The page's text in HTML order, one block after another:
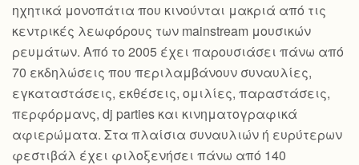
ηχητικά μονοπάτια που κινούνται μακριά από τις
κεντρικές λεωφόρους των mainstream μουσικών
ρευμάτων. Από το 2005 έχει παρουσιάσει πάνω από
70 εκδηλώσεις που περιλαμβάνουν συναυλίες,
εγκαταστάσεις, εκθέσεις, ομιλίες, παραστάσεις,
περφόρμανς, dj parties και κινηματογραφικά
αφιερώματα. Στα πλαίσια συναυλιών ή ευρύτερων
φεστιβάλ έχει φιλοξενήσει πάνω από 140